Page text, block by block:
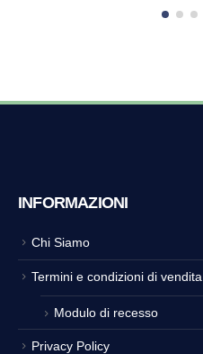
INFORMAZIONI
Chi Siamo
Termini e condizioni di vendita
Modulo di recesso
Privacy Policy